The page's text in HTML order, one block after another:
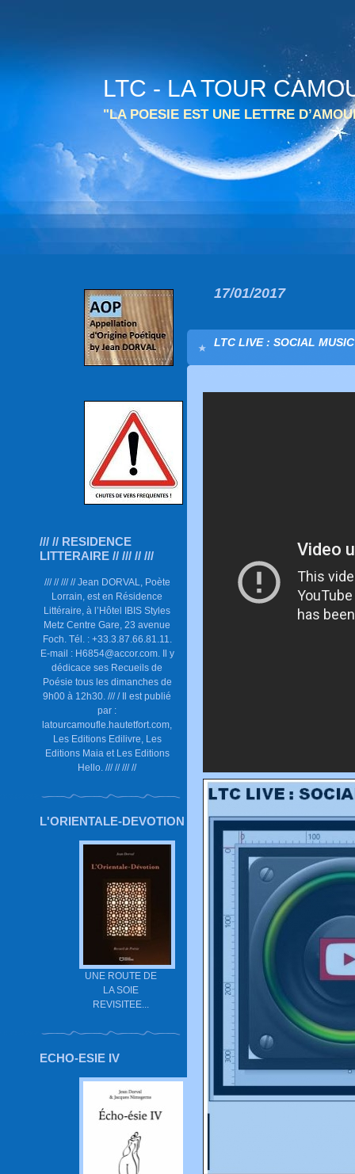
LTC - LA TOUR
"LA POESIE EST UNE LETTRE
/// // RESIDENCE
LITTERAIRE // /// // ///
/// // /// // Jean DORVAL, Poète
Lorrain, est en Résidence
Littéraire, à l’Hôtel IBIS Styles
Metz Centre Gare, 23 avenue
Foch. Tél. : +33.3.87.66.81.11.
E-mail : H6854@accor.com. Il y
dédicace ses Recueils de
Poésie tous les dimanches de
9h00 à 12h30. /// / Il est publié
par :
latourcamoufle.hautetfort.com,
Les Editions Edilivre, Les
Editions Maia et Les Editions
Hello. /// // /// //
L'ORIENTALE-DEVOTION
UNE ROUTE DE
LA SOIE
REVISITEE...
ECHO-ESIE IV
17/01/2017
LTC LIVE : SOCIAL